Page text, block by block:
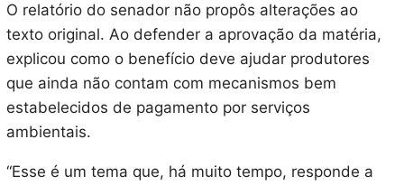
O relatório do senador não propôs alterações ao
texto original. Ao defender a aprovação da matéria,
explicou como o benefício deve ajudar produtores
que ainda não contam com mecanismos bem
estabelecidos de pagamento por serviços
ambientais.
“Esse é um tema que, há muito tempo, responde a